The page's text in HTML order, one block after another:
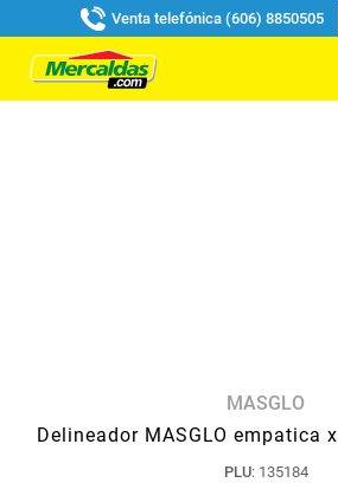
Venta telefónica (606) 8850505
MASGLO
Delineador MASGLO empatica
PLU: 135184